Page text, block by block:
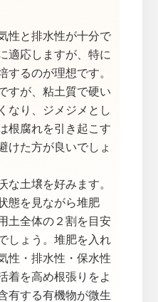
性と排水性が十分で
適応しますが、特に
するのが理想です。
すが、粘土質で硬い
なり、ジメジメとし
根腐れを引き起こす
けた方が良いでしょ
な土壌を好みます。
態を見ながら堆肥
土全体の２割を目安
しょう。堆肥を入れ
性・排水性・保水性
着を高め根張りをよ
有する有機物が微生